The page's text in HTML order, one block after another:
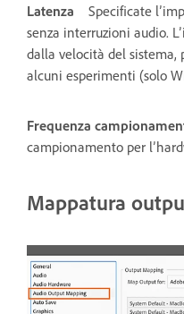
Latenza
Specificate
senza interruzioni audio.
dalla velocità del sistema,
alcuni esperimenti (solo
Frequenza
campionamento per
Mappatura